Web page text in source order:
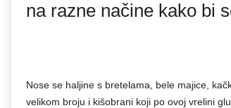
na razne načine kako bi
Nose se haljine s bretelama, bele majice,
velikom broju i kišobrani koji po ovoj vrelini